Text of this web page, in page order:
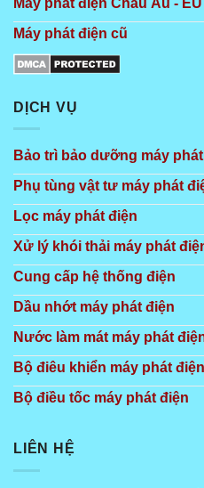
Máy phát điện Châu Âu - EU
Máy phát điện cũ
DỊCH VỤ
Bảo trì bảo dưỡng máy
Phụ tùng vật tư máy phát
Lọc máy phát điện
Xử lý khói thải máy phát
Cung cấp hệ thống điện
Dầu nhớt máy phát điện
Nước làm mát máy phát
Bộ điêu khiển máy phát điện
Bộ điều tốc máy phát điện
LIÊN HỆ